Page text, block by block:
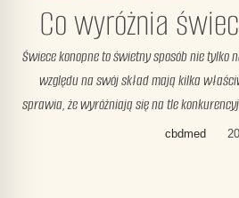
Co wyróżnia
Świece konopne to świetny sposób nie tylko
względu na swój skład mają kilka
sprawia, że wyróżniają się na tle
wiedzieć, że są one również kojarzone z
cbdmed